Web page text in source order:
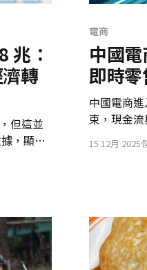
兆：
轉
但這並
，顯示
電商
中國
即時
中國電商
束，現金
售是護城河
15 12月 2025